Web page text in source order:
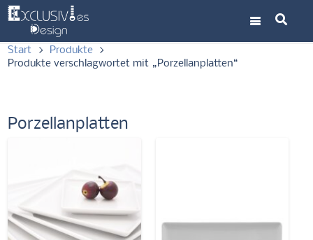
Start > Produkte
>
Produkte verschlagwortet mit „Porzellanplatten“
Porzellanplatten